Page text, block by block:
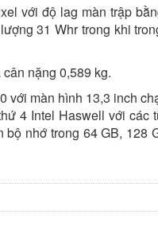
với độ lag màn trập
31 Whr trong khi
nặng 0,589 kg.
với màn hình 13,3 inch
4 Intel Haswell với
nhớ trong 64 GB, 128